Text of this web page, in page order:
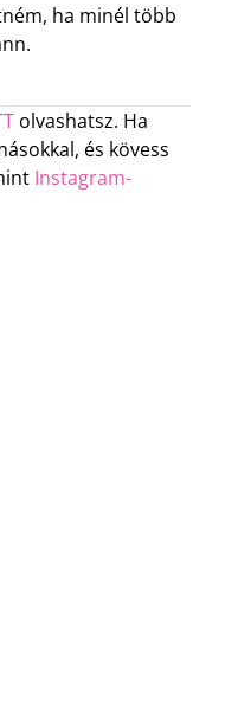
ha minél több
olvashatsz. Ha
és kövess
Instagram-